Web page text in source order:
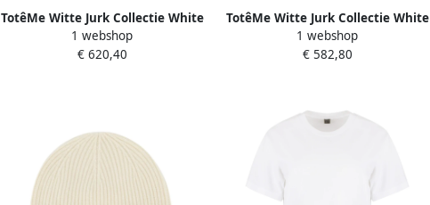
TotêMe Witte Jurk Collectie White
Dames
1 webshop
€ 620,40
TotêMe Witte Jurk Collectie White
Dames
1 webshop
€ 582,80